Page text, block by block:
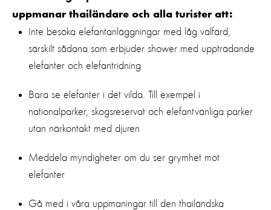
uppmanar thailändare och alla turister att:
Inte besöka elefantanläggningar med låg välfärd,
särskilt sådana som erbjuder shower med uppträdande
elefanter och elefantridning
Bara se elefanter i det vilda. Till exempel i
nationalparker, skogsreservat och elefantvänliga parker
utan närkontakt med djuren
Meddela myndigheter om du ser grymhet mot
elefanter
Gå med i våra uppmaningar till den thailändska